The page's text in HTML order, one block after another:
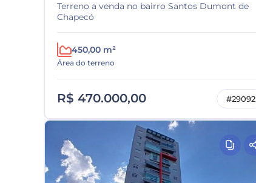
Terreno a venda no bairro Santos Dumont de
Chapecó
450,00 m²
Área do terreno
R$ 470.000,00 #29092